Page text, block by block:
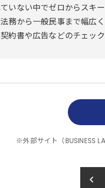
いない中でゼロからスキ
務から一般民事まで幅広
約書や広告などのチェック
※外部サイト（BUSINESS
keyboard_arrow_left